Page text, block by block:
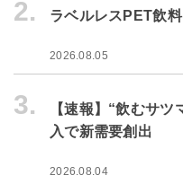
2. ラベルレスPET飲
2026.08.05
3.
【速報】“飲むサ
入で新需要創出
2026.08.04